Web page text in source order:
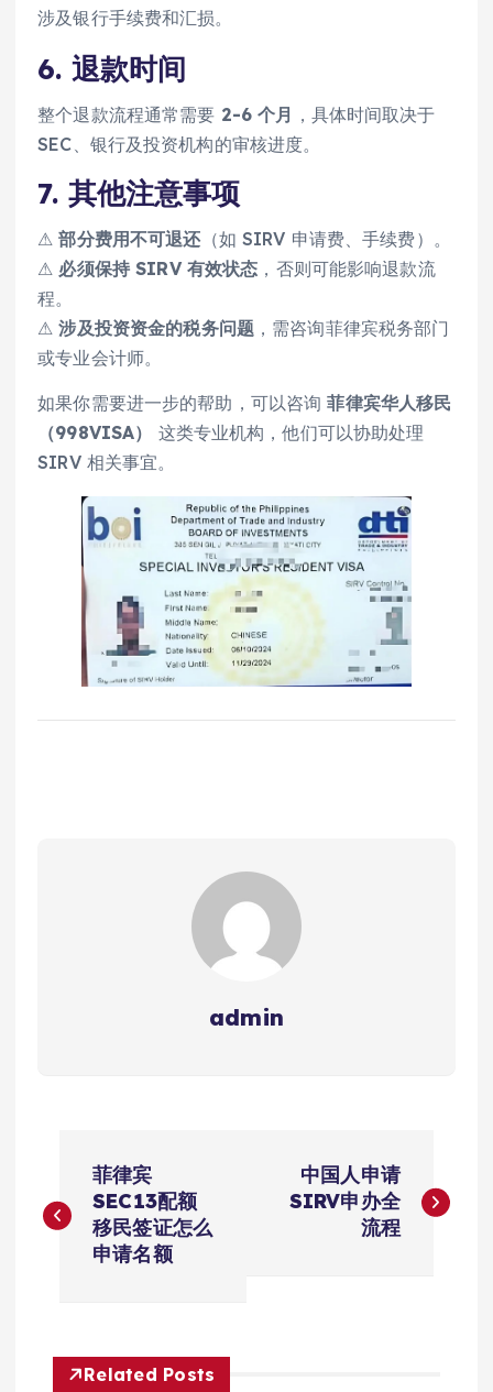
涉及银行手续费和汇损。
6. 退款时间
整个退款流程通常需要 2-6 个月 ，具体时间取决于
SEC、银行及投资机构的审核进度。
7. 其他注意事项
⚠部分费用不可退还（如 SIRV 申请费、手续费）。
⚠ 必须保持 SIRV 有效状态 ，否则可能影响退款流
程。
⚠涉及投资资金的税务问题，需咨询菲律宾税务部门
或专业会计师。
如果你需要进一步的帮助，可以咨询菲律宾华人移民
（998VISA）
这类专业机构，他们可以协助处理
SIRV 相关事宜。
admin
章
菲律宾
SEC13配额
移民签证怎么
申请名额
中国人申请
SIRV申办全
流程
Related Posts